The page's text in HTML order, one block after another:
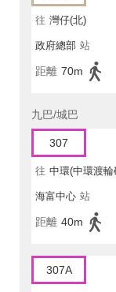
往 灣仔(北)
政府總部 站
距離 70m
九巴/城巴
307
往 中環(中環渡輪
海富中心 站
距離 40m
307A